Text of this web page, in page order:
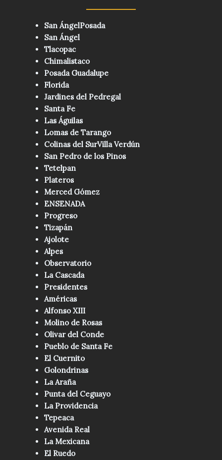
San ÁngelPosada
San Ángel
Tlacopac
Chimalistaco
Posada Guadalupe
Florida
Jardines del Pedregal
Santa Fe
Las Águilas
Lomas de Tarango
Colinas del SurVilla Verdún
San Pedro de los Pinos
Tetelpan
Plateros
Merced Gómez
ENSENADA
Progreso
Tizapán
Ajolote
Alpes
Observatorio
La Cascada
Presidentes
Américas
Alfonso XIII
Molino de Rosas
Olivar del Conde
Pueblo de Santa Fe
El Cuernito
Golondrinas
La Araña
Punta del Ceguayo
La Providencia
Tepeaca
Avenida Real
La Mexicana
El Ruedo